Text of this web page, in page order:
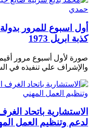
أول اسبوع للمرور
كذبة ابريل 1973
صورة لأول أسبوع مرور
والإشراف علي تنفيذه في
الاستشارية باتحاد
لدعم وتنظيم العمل